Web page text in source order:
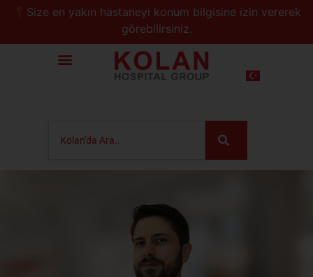
📍Size en yakın hastaneyi konum bilgisine izin vererek
görebilirsiniz.